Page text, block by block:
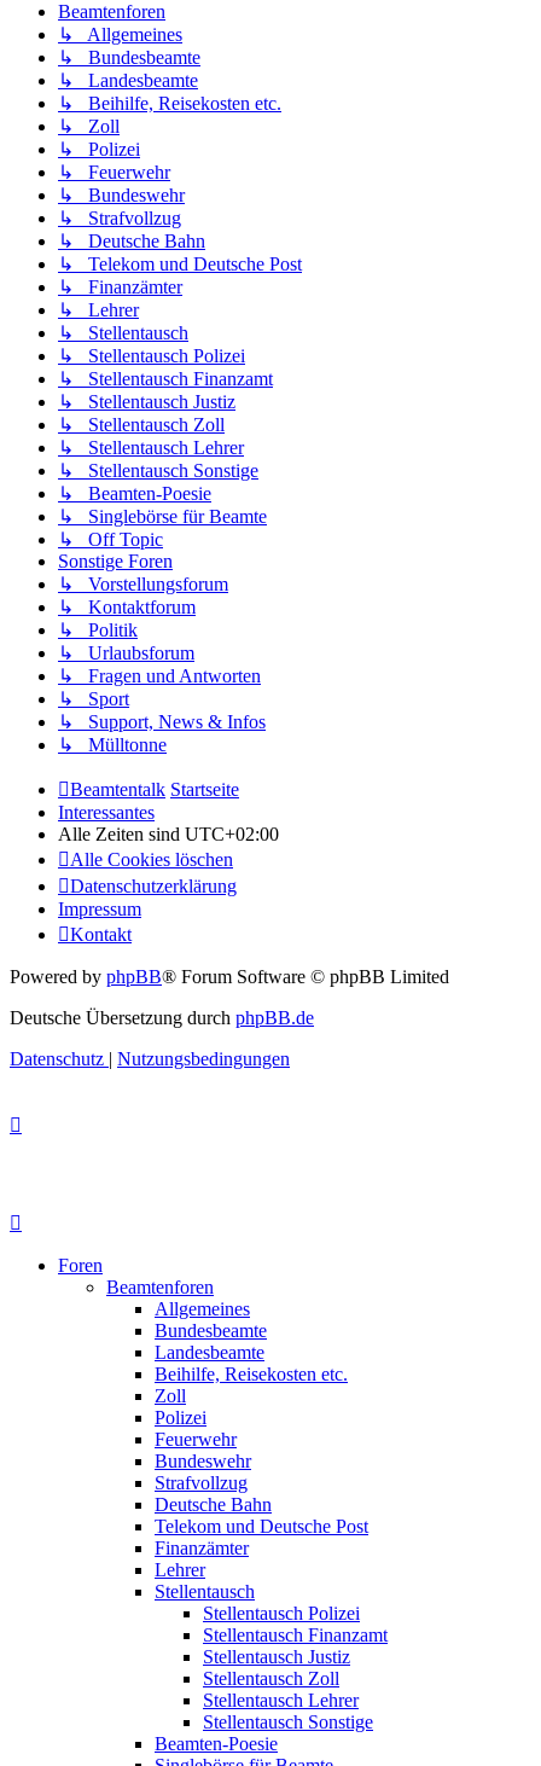
Beamtenforen
↳ Allgemeines
↳ Bundesbeamte
↳ Landesbeamte
↳ Beihilfe, Reisekosten etc.
↳ Zoll
↳ Polizei
↳ Feuerwehr
↳ Bundeswehr
↳ Strafvollzug
↳ Deutsche Bahn
↳ Telekom und Deutsche Post
↳ Finanzämter
↳ Lehrer
↳ Stellentausch
↳ Stellentausch Polizei
↳ Stellentausch Finanzamt
↳ Stellentausch Justiz
↳ Stellentausch Zoll
↳ Stellentausch Lehrer
↳ Stellentausch Sonstige
↳ Beamten-Poesie
↳ Singlebörse für Beamte
↳ Off Topic
Sonstige Foren
↳ Vorstellungsforum
↳ Kontaktforum
↳ Politik
↳ Urlaubsforum
↳ Fragen und Antworten
↳ Sport
↳ Support, News & Infos
↳ Mülltonne
Beamtentalk Startseite
Interessantes
Alle Zeiten sind UTC+02:00
Alle Cookies löschen
Datenschutzerklärung
Impressum
Kontakt
Powered by phpBB® Forum Software © phpBB Limited
Deutsche Übersetzung durch phpBB.de
Datenschutz | Nutzungsbedingungen
Foren
Beamtenforen
Allgemeines
Bundesbeamte
Landesbeamte
Beihilfe, Reisekosten etc.
Zoll
Polizei
Feuerwehr
Bundeswehr
Strafvollzug
Deutsche Bahn
Telekom und Deutsche Post
Finanzämter
Lehrer
Stellentausch
Stellentausch Polizei
Stellentausch Finanzamt
Stellentausch Justiz
Stellentausch Zoll
Stellentausch Lehrer
Stellentausch Sonstige
Beamten-Poesie